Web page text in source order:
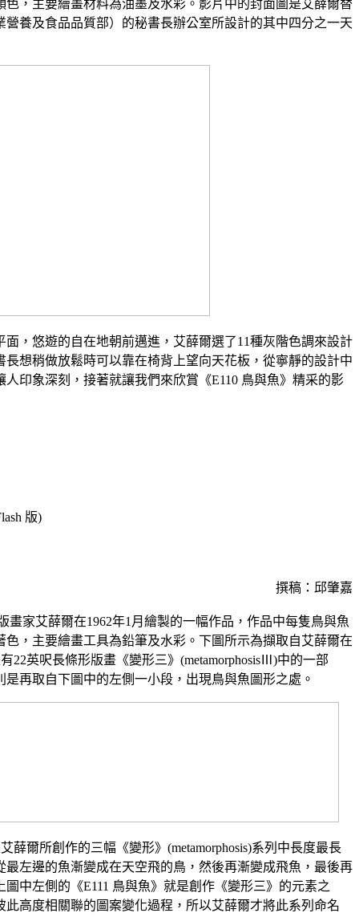
，主要繪畫材料為油墨及水彩。影片中的封面圖是艾薛爾替
養及食品品質部）的秘書長辦公室所設計的其中四分之一天
，悠遊的自在地朝前邁進，艾薛爾選了11種灰階色調來設計
想稍做放鬆時可以靠在椅背上望向天花板，從寧靜的設計中
印象深刻，接著就讓我們來欣賞《E110 鳥與魚》精采的影
版)
撰稿：邱肇嘉
畫家艾薛爾在1962年1月繪製的一幅作品，作品中每隻鳥與魚
，主要繪畫工具為鉛筆及水彩。下圖所示為擷取自艾薛爾在
22英呎長條形版畫《變形三》(metamorphosisⅢ)中的一部
再取自下圖中的左側一小段，出現鳥與魚圖形之處。
薛爾所創作的三幅《變形》(metamorphosis)系列中長度最長
最左邊的魚漸變成在天空飛的鳥，然後再漸變成飛魚，最後再
中左側的《E111 鳥與魚》就是創作《變形三》的元素之
高度相關聯的圖案變化過程，所以艾薛爾才將此系列命名